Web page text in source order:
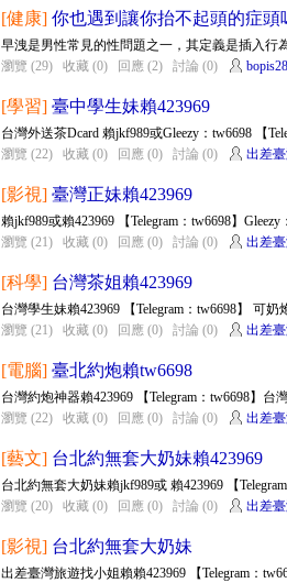
[健康] 你也遇到讓你抬不起頭的症頭
早洩是男性常見的性問題之一，其定義是插入行
瀏覽 (29)
收藏 (0) 回應 (2) 討論 (0)
[學習] 臺中學生妹賴423969
台灣外送茶Dcard 賴jkf989或Gleezy：tw6698 【
瀏覽 (22)
收藏 (0) 回應 (0) 討論 (0) 出差
[影視] 臺灣正妹賴423969
賴jkf989或賴423969 【Telegram：tw6698】
瀏覽 (21)
收藏 (0) 回應 (0) 討論 (0) 出差
[科學] 台灣茶姐賴423969
台灣學生妹賴423969 【Telegram：tw6698】 可
瀏覽 (21)
收藏 (0) 回應 (0) 討論 (0) 出差
[電腦] 臺北約炮賴tw6698
台灣約炮神器賴423969 【Telegram：tw6698】
瀏覽 (22)
收藏 (0) 回應 (0) 討論 (0) 出差
[藝文] 台北約無套大奶妹賴423969
台北約無套大奶妹賴jkf989或 賴423969 【
瀏覽 (20)
收藏 (0) 回應 (0) 討論 (0) 出差
[影視] 台北約無套大奶妹
出差臺灣旅遊找小姐賴賴423969 【Telegram：